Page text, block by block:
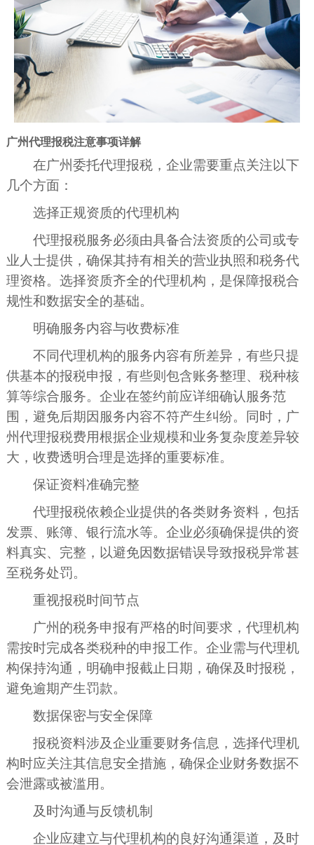
广州代理报税注意事项详解
在广州委托代理报税，企业需要重点关注以下
几个方面：
选择正规资质的代理机构
代理报税服务必须由具备合法资质的公司或专
业人士提供，确保其持有相关的营业执照和税务代
理资格。选择资质齐全的代理机构，是保障报税合
规性和数据安全的基础。
明确服务内容与收费标准
不同代理机构的服务内容有所差异，有些只提
供基本的报税申报，有些则包含账务整理、税种核
算等综合服务。企业在签约前应详细确认服务范
围，避免后期因服务内容不符产生纠纷。同时，广
州代理报税费用根据企业规模和业务复杂度差异较
大，收费透明合理是选择的重要标准。
保证资料准确完整
代理报税依赖企业提供的各类财务资料，包括
发票、账簿、银行流水等。企业必须确保提供的资
料真实、完整，以避免因数据错误导致报税异常甚
至税务处罚。
重视报税时间节点
广州的税务申报有严格的时间要求，代理机构
需按时完成各类税种的申报工作。企业需与代理机
构保持沟通，明确申报截止日期，确保及时报税，
避免逾期产生罚款。
数据保密与安全保障
报税资料涉及企业重要财务信息，选择代理机
构时应关注其信息安全措施，确保企业财务数据不
会泄露或被滥用。
及时沟通与反馈机制
企业应建立与代理机构的良好沟通渠道，及时